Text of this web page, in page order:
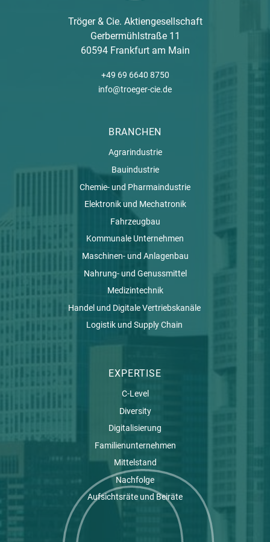
Tröger & Cie. Aktiengesellschaft
Gerbermühlstraße 11
60594 Frankfurt am Main
+49 69 6640 8750
info@troeger-cie.de
BRANCHEN
Agrarindustrie
Bauindustrie
Chemie- und Pharmaindustrie
Elektronik und Mechatronik
Fahrzeugbau
Kommunale Unternehmen
Maschinen- und Anlagenbau
Nahrung- und Genussmittel
Medizintechnik
Handel und Digitale Vertriebskanäle
Logistik und Supply Chain
EXPERTISE
C-Level
Diversity
Digitalisierung
Familienunternehmen
Mittelstand
Nachfolge
Aufsichtsräte und Beiräte